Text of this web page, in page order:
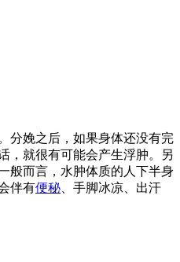
分娩之后，如果身体还没有完
，就很有可能会产生浮肿。另
般而言，水肿体质的人下半身
伴有便秘 、手脚冰凉、出汗